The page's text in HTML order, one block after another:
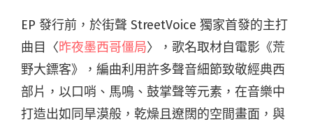
EP 發行前，於街聲 StreetVoice 獨家首發的主打
曲目〈昨夜墨西哥僵局〉，歌名取材自電影《荒
野大鏢客》，編曲利用許多聲音細節致敬經典西
部片，以口哨、馬鳴、鼓掌聲等元素，在音樂中
打造出如同旱漠般，乾燥且遼闊的空間畫面，與